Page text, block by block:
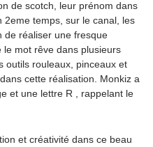
de scotch, leur prénom dans
2eme temps, sur le canal, les
de réaliser une fresque
mot rêve dans plusieurs
outils rouleaux, pinceaux et
cette réalisation. Monkiz a
et une lettre R , rappelant le
et créativité dans ce beau